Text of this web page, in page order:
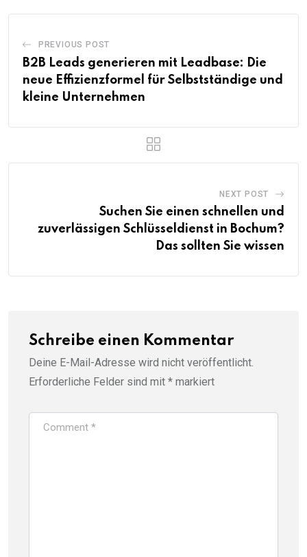
PREVIOUS POST
B2B Leads generieren mit Leadbase: Die
neue Effizienzformel für Selbstständige und
kleine Unternehmen
NEXT POST
Suchen Sie einen schnellen und
zuverlässigen Schlüsseldienst in Bochum?
Das sollten Sie wissen
Schreibe einen Kommentar
Deine E-Mail-Adresse wird nicht veröffentlicht.
Erforderliche Felder sind mit * markiert